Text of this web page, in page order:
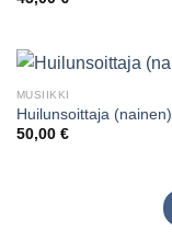
MUSIIKKI
Huilunsoittaja (nainen)
50,00 €